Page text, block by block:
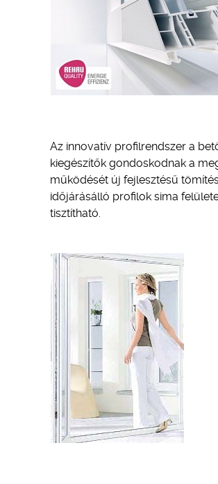
Az innovatív profilrendszer a
kiegészítők gondoskodnak a
működését új fejlesztésű
időjárásálló profilok sima
tisztítható.